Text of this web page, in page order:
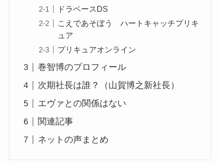
ドラベースDS
こえであそぼう ハートキャッチプリキ
ュア
プリキュアオンライン
巻智博のプロフィール
次期社長は誰？（山賀博之新社長）
エヴァとの関係はない
関連記事
ネットの声まとめ